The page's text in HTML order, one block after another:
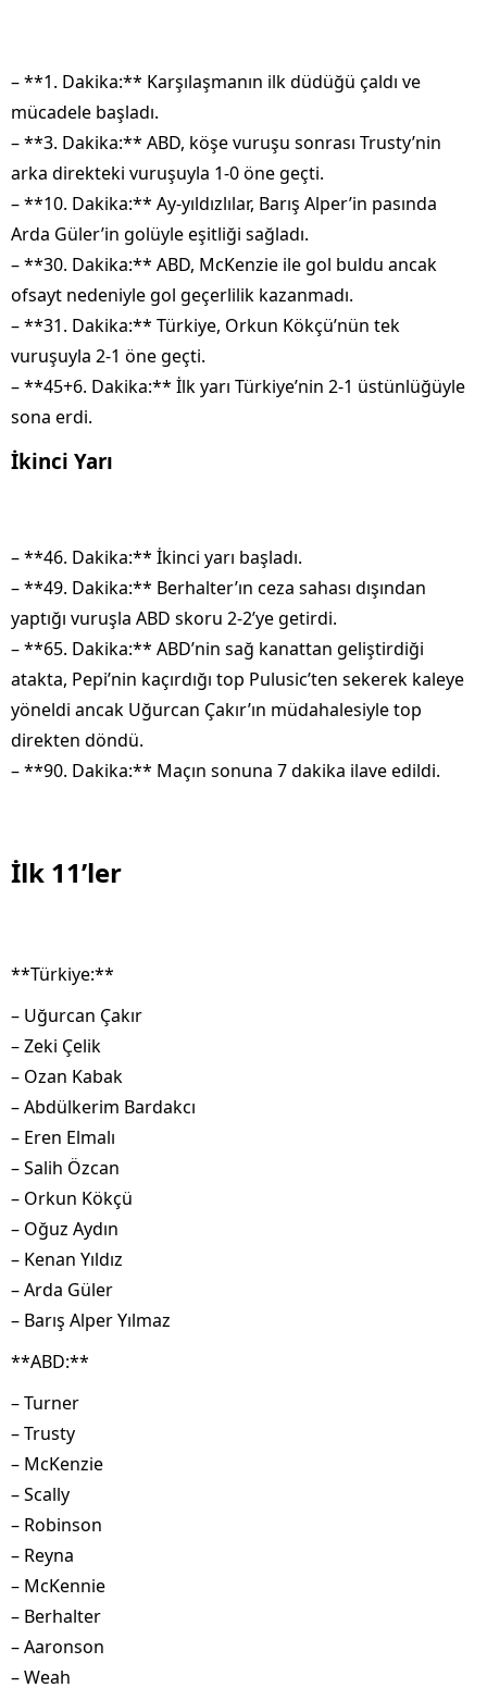
– **1. Dakika:** Karşılaşmanın ilk düdüğü çaldı ve
mücadele başladı.
– **3. Dakika:** ABD, köşe vuruşu sonrası Trusty’nin
arka direkteki vuruşuyla 1-0 öne geçti.
– **10. Dakika:** Ay-yıldızlılar, Barış Alper’in pasında
Arda Güler’in golüyle eşitliği sağladı.
– **30. Dakika:** ABD, McKenzie ile gol buldu ancak
ofsayt nedeniyle gol geçerlilik kazanmadı.
– **31. Dakika:** Türkiye, Orkun Kökçü’nün tek
vuruşuyla 2-1 öne geçti.
– **45+6. Dakika:** İlk yarı Türkiye’nin 2-1 üstünlüğüyle
sona erdi.
İkinci Yarı
– **46. Dakika:** İkinci yarı başladı.
– **49. Dakika:** Berhalter’ın ceza sahası dışından
yaptığı vuruşla ABD skoru 2-2’ye getirdi.
– **65. Dakika:** ABD’nin sağ kanattan geliştirdiği
atakta, Pepi’nin kaçırdığı top Pulusic’ten sekerek kaleye
yöneldi ancak Uğurcan Çakır’ın müdahalesiyle top
direkten döndü.
– **90. Dakika:** Maçın sonuna 7 dakika ilave edildi.
İlk 11’ler
**Türkiye:**
– Uğurcan Çakır
– Zeki Çelik
– Ozan Kabak
– Abdülkerim Bardakcı
– Eren Elmalı
– Salih Özcan
– Orkun Kökçü
– Oğuz Aydın
– Kenan Yıldız
– Arda Güler
– Barış Alper Yılmaz
**ABD:**
– Turner
– Trusty
– McKenzie
– Scally
– Robinson
– Reyna
– McKennie
– Berhalter
– Aaronson
– Weah